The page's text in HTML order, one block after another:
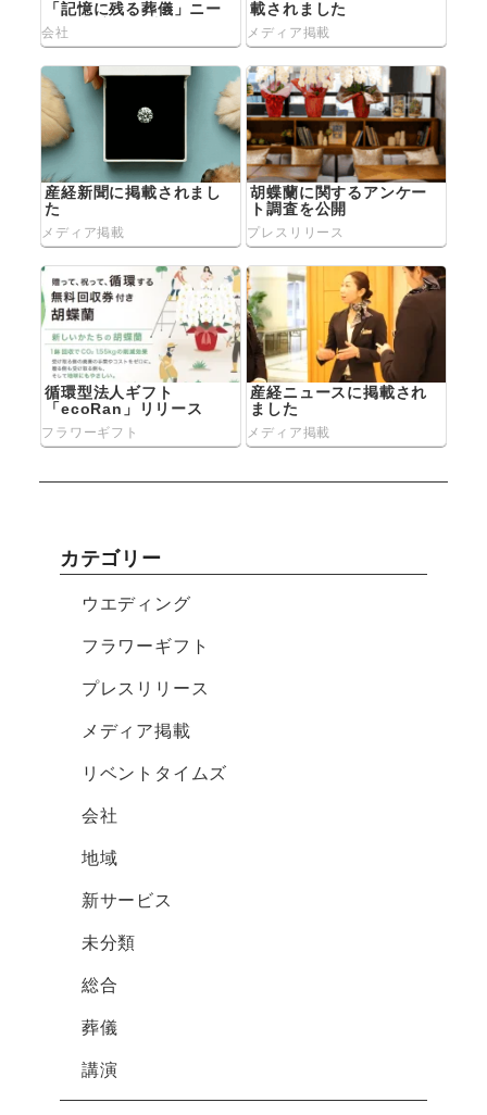
「記憶に残る葬儀」ニー
ズ拡大 変わる葬儀観
会社
載されました
メディア掲載
産経新聞に掲載されまし
た
メディア掲載
胡蝶蘭に関するアンケー
ト調査を公開
プレスリリース
循環型法人ギフト
「ecoRan」リリース
フラワーギフト
産経ニュースに掲載され
ました
メディア掲載
カテゴリー
ウエディング
フラワーギフト
プレスリリース
メディア掲載
リベントタイムズ
会社
地域
新サービス
未分類
総合
葬儀
講演